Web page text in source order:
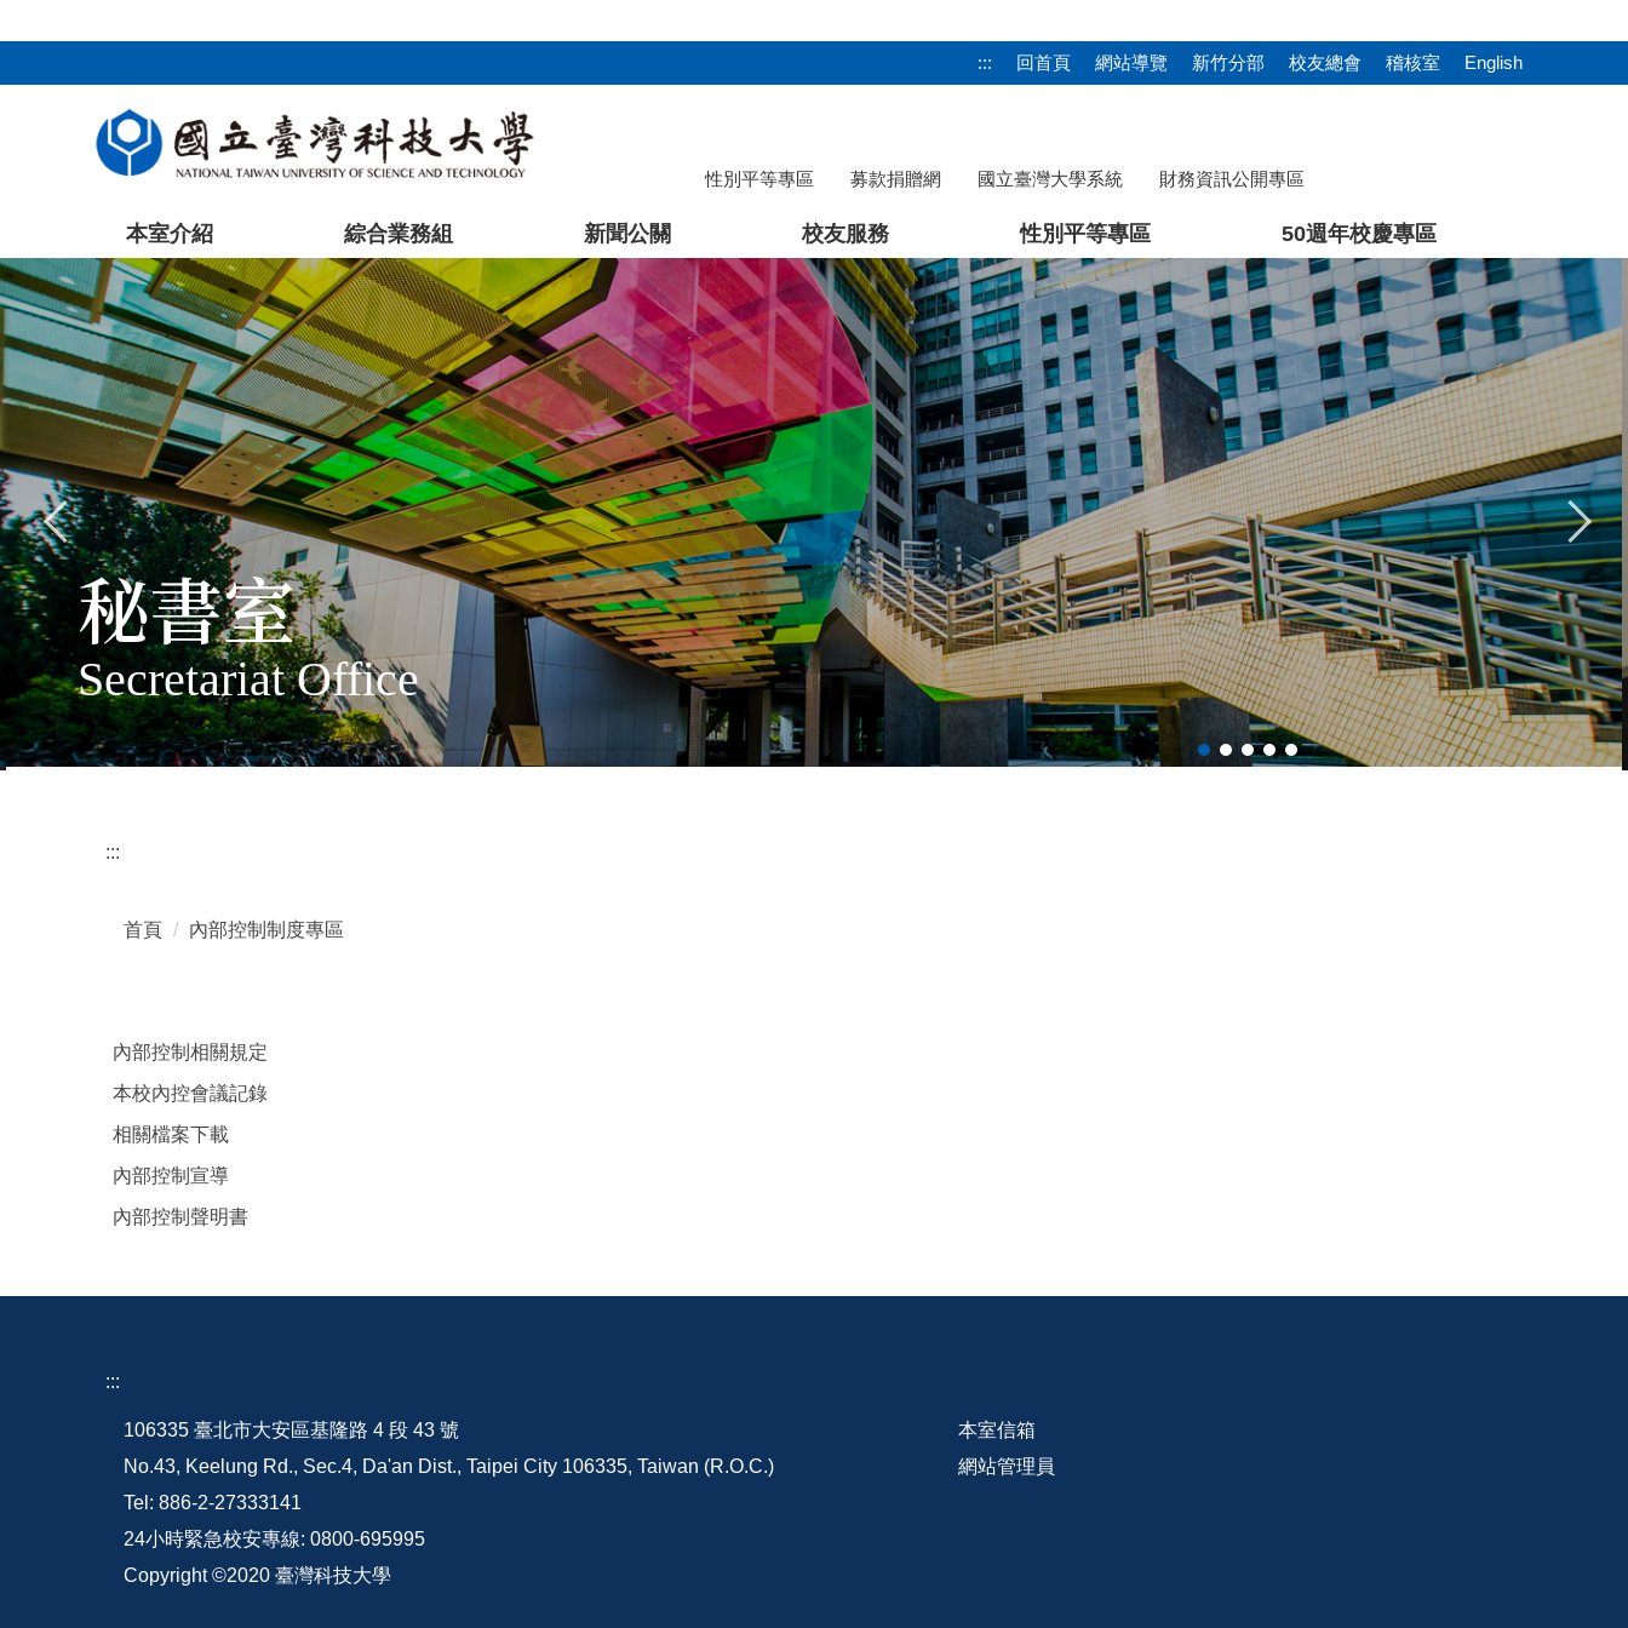
到
::: 回首頁 網站導覽 新竹分部 校友總會 稽核室 English
性別平等專區 募款捐贈網 國立臺灣大學系統 財務資訊公開專區
本室介紹 綜合業務組 新聞公關 校友服務 性別平等專區 50週年校慶專區
秘書室
Secretariat Office
:::
首頁 內部控制制度專區
內部控制相關規定
本校內控會議記錄
相關檔案下載
內部控制宣導
內部控制聲明書
:::
106335 臺北市大安區基隆路 4 段 43 號
No.43, Keelung Rd., Sec.4, Da'an Dist., Taipei City 106335, Taiwan (R.O.C.)
Tel: 886-2-27333141
24小時緊急校安專線: 0800-695995
Copyright ©2020 臺灣科技大學
本室信箱
網站管理員